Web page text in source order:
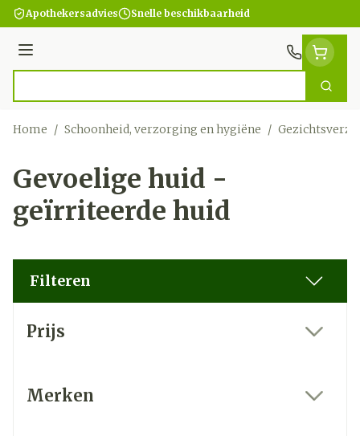
Ga naar de inhoud
Apothekersadvies Snelle beschikbaarheid
Menu
Zoek
Home / Schoonheid, verzorging en hygiëne /
Gevoelige huid -
geïrriteerde huid
Filteren
Prijs
Merken